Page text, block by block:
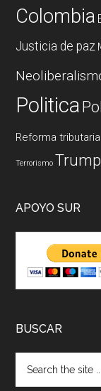
Colombia
Justicia de paz
Politica
Reforma tributaria
Terrorismo Trump
APOYO SUR
BUSCAR